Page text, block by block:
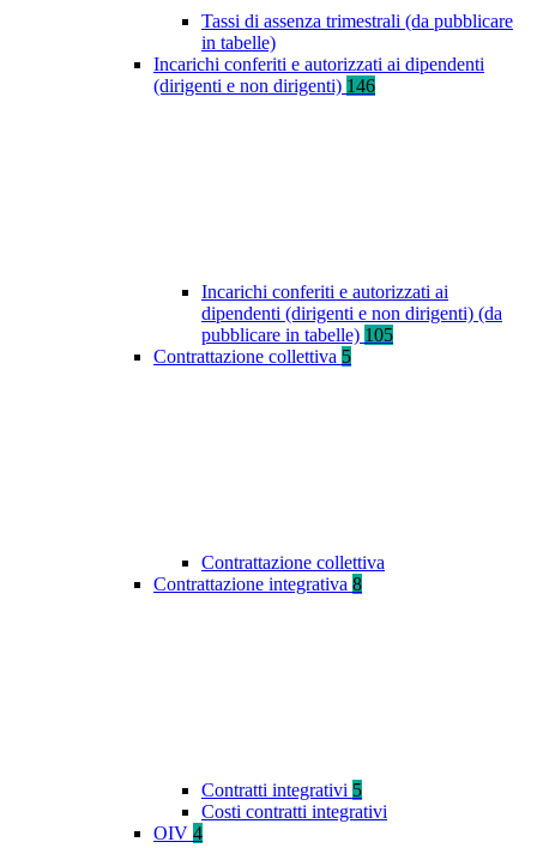
Tassi di assenza trimestrali (da pubblicare
in tabelle)
Incarichi conferiti e autorizzati ai dipendenti
(dirigenti e non dirigenti) 146
Incarichi conferiti e autorizzati ai
dipendenti (dirigenti e non dirigenti) (da
pubblicare in tabelle) 105
Contrattazione collettiva 5
Contrattazione collettiva
Contrattazione integrativa 8
Contratti integrativi 5
Costi contratti integrativi
OIV 4